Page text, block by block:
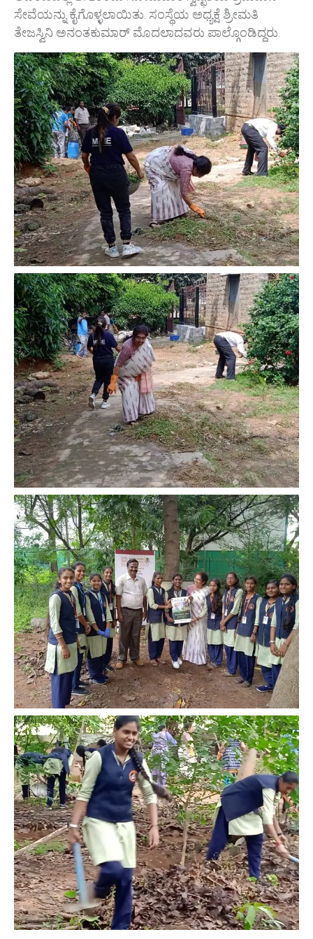
ಸೇವೆಯನ್ನು ಕೈಗೊಳ್ಳಲಾಯಿತು. ಸಂಸ್ಥೆಯ ಅಧ್ಯಕ್ಷೆ ಶ್ರೀಮತಿ
ತೇಜಸ್ವಿನಿ ಅನಂತಕುಮಾರ್‌ ಮೊದಲಾದವರು ಪಾಲ್ಗೊಂಡಿದ್ದರು.